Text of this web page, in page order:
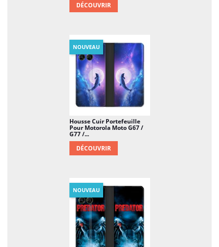
DÉCOUVRIR
Housse Cuir Portefeuille
Pour Motorola Moto G67 /
G77 /...
DÉCOUVRIR
NOUVEAU
NOUVEAU